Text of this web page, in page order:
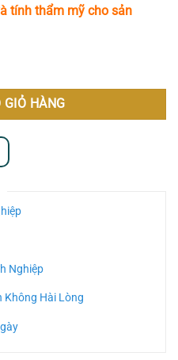
tính thẩm mỹ cho sản
GIỎ HÀNG
Nghiệp
Không Hài Lòng